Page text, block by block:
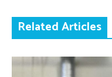
Related Articles